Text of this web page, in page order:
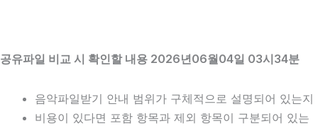
공유파일 비교 시 확인할 내용 2026년06월04일 03시34분
음악파일받기 안내 범위가 구체적으로 설명되어 있는지
비용이 있다면 포함 항목과 제외 항목이 구분되어 있는